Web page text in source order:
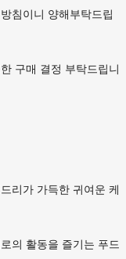
침이니 양해부탁드립
구매 결정 부탁드립니
리가 가득한 귀여운 케
의 활동을 즐기는 푸드